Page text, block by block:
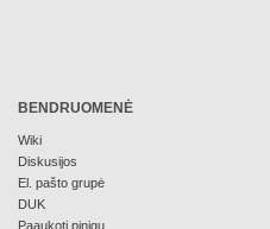
BENDRUOMENĖ
Wiki
Diskusijos
El. pašto grupė
DUK
Paaukoti pinigų